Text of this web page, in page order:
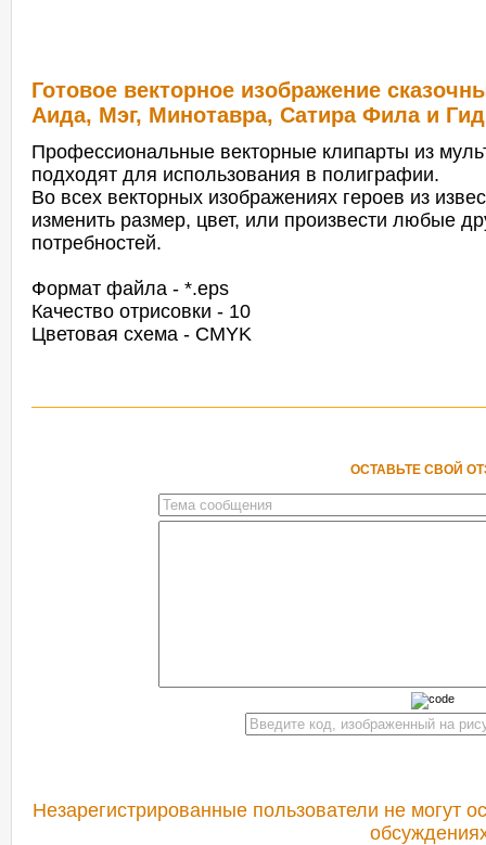
Готовое векторное изображение
Аида, Мэг, Минотавра, Сатира Фила и
Профессиональные векторные клипарты из
подходят для использования в полиграфии.
Во всех векторных изображениях героев из
изменить размер, цвет, или произвести любые
потребностей.
Формат файла - *.eps
Качество отрисовки - 10
Цветовая схема - CMYK
ОСТАВЬТЕ СВОЙ
Незарегистрированные пользователи не могут